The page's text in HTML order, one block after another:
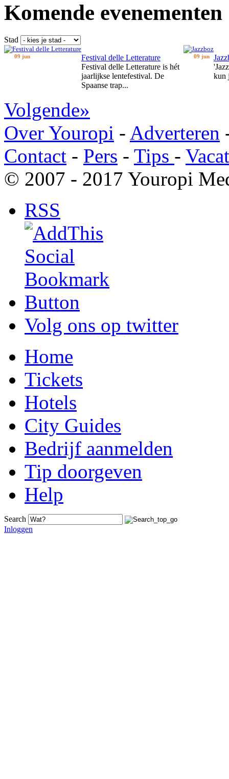
Komende evenementen
Stad
09 jun
Festival delle Letterature
Festival delle Letterature is hét
jaarlijkse lentefestival. De
Spaanse trap...
09 jun
kun
Volgende»
Over Youropi - Adverteren
Contact - Pers - Tips -
© 2007 - 2017 Youropi
RSS
Volg ons op twitter
Home
Tickets
Hotels
City Guides
Bedrijf aanmelden
Tip doorgeven
Help
Search
Inloggen